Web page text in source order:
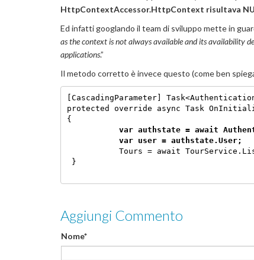
HttpContextAccessor.HttpContext risultava
Ed infatti googlando il team di sviluppo mette in
as the context is not always available and its availability
applications.”
Il metodo corretto è invece questo (come ben
[CascadingParameter]
protected override async Task
{
var authstate = await
var user = authstate.User;
Tours = await
}
Aggiungi Commento
Nome*